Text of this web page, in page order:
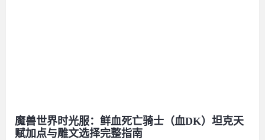
魔兽世界时光服：鲜血死亡骑士（血DK）坦克天
赋加点与雕文选择完整指南